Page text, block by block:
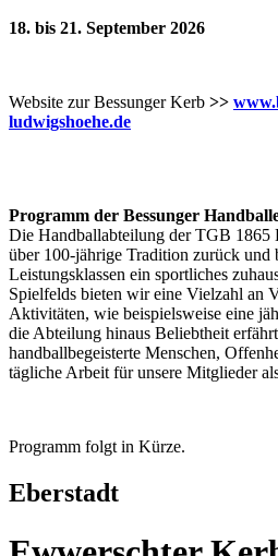
18. bis 21. September 2026
Website zur Bessunger Kerb >>
ludwigshoehe.de
Programm der Bessunger
Die Handballabteilung der TGB 1865
über 100-jährige Tradition zurück und
Leistungsklassen ein sportliches
Spielfelds bieten wir eine Vielzahl an
Aktivitäten, wie beispielsweise eine
die Abteilung hinaus Beliebtheit
handballbegeisterte Menschen,
tägliche Arbeit für unsere Mitglieder
Programm folgt in Kürze.
Eberstadt